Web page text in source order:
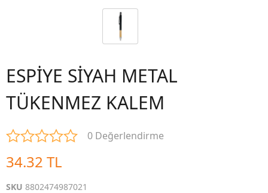
ESPİYE SİYAH METAL
TÜKENMEZ KALEM
0 Değerlendirme
34.32 TL
SKU 8802474987021